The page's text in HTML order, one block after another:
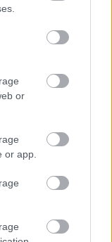
or
or app.
búracie kladivo a
zrubu z roku
nevidí každý